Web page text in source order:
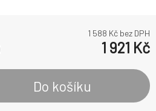
1 588 Kč bez DPH
1 921 Kč
Do košíku